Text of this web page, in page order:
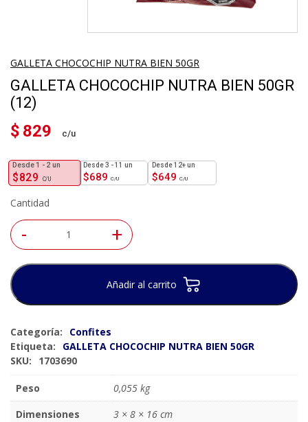
GALLETA CHOCOCHIP NUTRA BIEN 50GR
GALLETA CHOCOCHIP NUTRA BIEN 50GR
(12)
$ 829
$829
1 - 2 un
$689
3 - 11 un
$649
12+ un
Cantidad
- +
Añadir al carrito
Categoría:
Confites
Etiqueta:
GALLETA CHOCOCHIP NUTRA BIEN 50GR
SKU:
1703690
Peso
0,055 kg
Dimensiones
3 × 8 × 16 cm